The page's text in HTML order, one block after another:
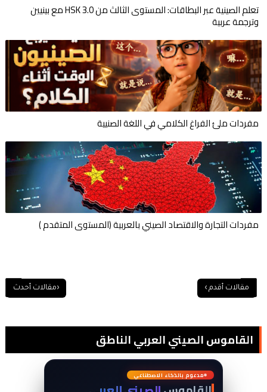
تعلم الصينية عبر البطاقات: المستوى الثالث من HSK 3.0 مع بينيين
وترجمة عربية
مفردات ملئ الفراغ الكلامي في اللغة الصنيية
مفردات التجارة والاقتصاد الصيني بالعربية (المستوى المتقدم )
القاموس الصيني العربي الناطق
مدعوم بالذكاء الاصطناعي